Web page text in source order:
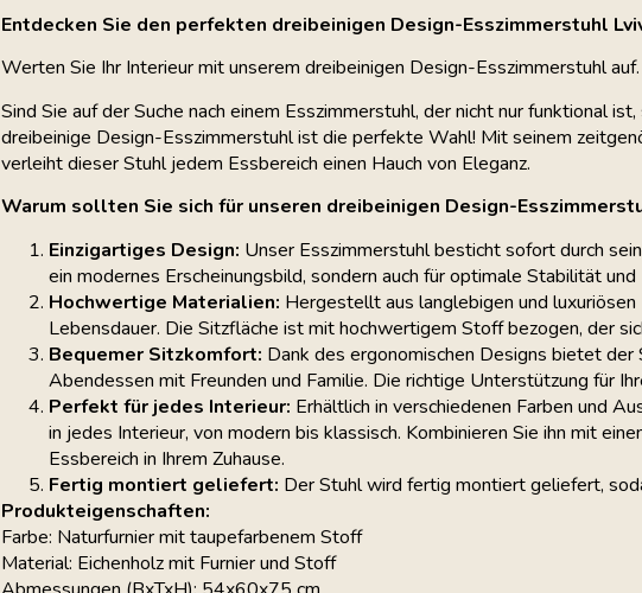
Entdecken Sie den perfekten dreibeinigen Design-Esszimmerstuhl
Werten Sie Ihr Interieur mit unserem dreibeinigen Design-Esszimmerstuhl
Sind Sie auf der Suche nach einem Esszimmerstuhl, der nicht nur funktional
dreibeinige Design-Esszimmerstuhl ist die perfekte Wahl! Mit seinem
verleiht dieser Stuhl jedem Essbereich einen Hauch von Eleganz.
Warum sollten Sie sich für unseren dreibeinigen Design-
Einzigartiges Design: Unser Esszimmerstuhl besticht sofort durch
ein modernes Erscheinungsbild, sondern auch für optimale Stabilität
Hochwertige Materialien: Hergestellt aus langlebigen und
Lebensdauer. Die Sitzfläche ist mit hochwertigem Stoff bezogen, der
Bequemer Sitzkomfort: Dank des ergonomischen Designs bietet
Abendessen mit Freunden und Familie. Die richtige Unterstützung für
Perfekt für jedes Interieur: Erhältlich in verschiedenen Farben und
in jedes Interieur, von modern bis klassisch. Kombinieren Sie ihn mit
Essbereich in Ihrem Zuhause.
Fertig montiert geliefert: Der Stuhl wird fertig montiert geliefert,
Produkteigenschaften:
Farbe: Naturfurnier mit taupefarbenem Stoff
Material: Eichenholz mit Furnier und Stoff